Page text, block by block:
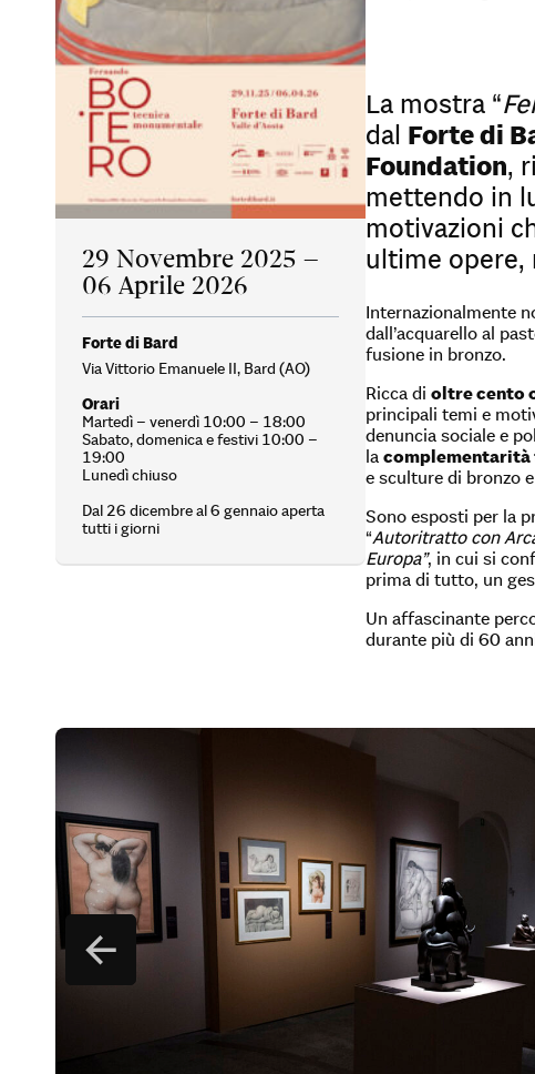
29 Novembre 2025 –
06 Aprile 2026
Forte di Bard
Via Vittorio Emanuele II, Bard (AO)
Orari
Martedì – venerdì 10:00 – 18:00
Sabato, domenica e festivi 10:00 –
19:00
Lunedì chiuso
Dal 26 dicembre al 6 gennaio aperta
tutti i giorni
La mostra “
dal Forte di
Foundation,
mettendo in
motivazioni
ultime opere,
Internazionalmente
dall’acquarello al
fusione in bronzo.
Ricca di oltre cento
principali temi e
denuncia sociale e
la complementarità
e sculture di bronzo
Sono esposti per la
“Autoritratto con
Europa”, in cui si
prima di tutto, un
Un affascinante
durante più di 60